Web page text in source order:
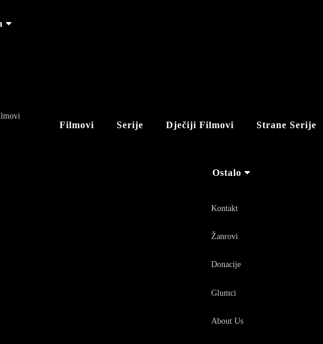
Filmovi Serije Dječiji Filmovi Strane Serije
Ostalo
Kontakt
Žanrovi
Donacije
Glumci
About Us